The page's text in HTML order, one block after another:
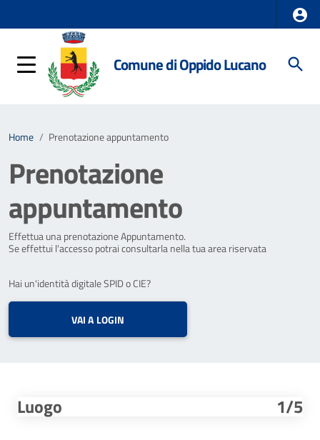
Comune di Oppido Lucano
Home / Prenotazione appuntamento
Prenotazione
appuntamento
Effettua una prenotazione Appuntamento.
Se effettui l'accesso potrai consultarla nella tua area riservata
Hai un'identità digitale SPID o CIE?
VAI A LOGIN
Luogo 1/5